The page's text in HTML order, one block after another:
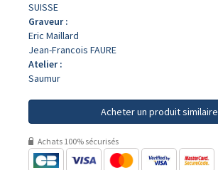
SUISSE
Graveur :
Eric Maillard
Jean-Francois FAURE
Atelier :
Saumur
Acheter un produit similaire
Achats 100% sécurisés